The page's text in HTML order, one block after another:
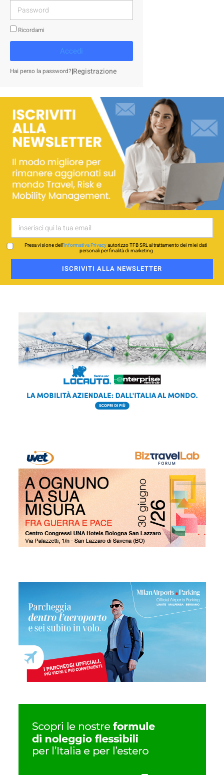
Ricordami
Accedi
Hai perso la password?|Registrazione
Presa visione dell’Informativa Privacyautorizzo TFB SRL al trattamento dei miei dati
personali per finalità di marketing
ISCRIVITI ALLA NEWSLETTER